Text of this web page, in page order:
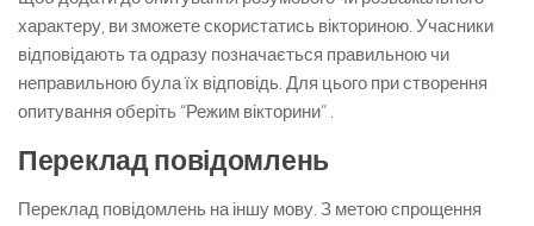
характеру, ви зможете скористатись вікториною. Учасники
відповідають та одразу позначається правильною чи
неправильною була їх відповідь. Для цього при створення
опитування оберіть “Режим вікторини” .
Переклад повідомлень
Переклад повідомлень на іншу мову. З метою спрощення